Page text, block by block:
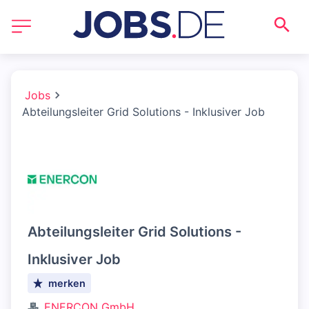
Jobs
Abteilungsleiter Grid Solutions - Inklusiver Job
Abteilungsleiter Grid Solutions -
Inklusiver Job
merken